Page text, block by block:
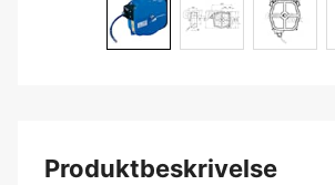
Produktbeskrivelse